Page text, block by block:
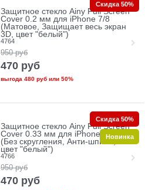
Защитное стекло Ainy Full Screen
Cover 0.2 мм для iPhone 7/8
(Матовое, Защищает весь экран
3D, цвет "белый")
4764
950 руб
470 руб
выгода 480 рубили 50%
Скидка 50%
Защитное стекло Ainy Full Screen
Cover 0.33 мм для iPhone 7/8
(Без скругления, Анти-шпион,
цвет "белый")
4766
950 руб
470 руб
Скидка 50%
Новинка